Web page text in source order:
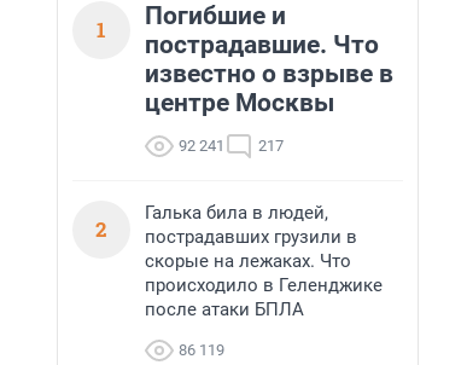
1
Погибшие и
пострадавшие. Что
известно о взрыве в
центре Москвы
92 241 217
2
Галька била в людей,
пострадавших грузили в
скорые на лежаках. Что
происходило в Геленджике
после атаки БПЛА
86 119